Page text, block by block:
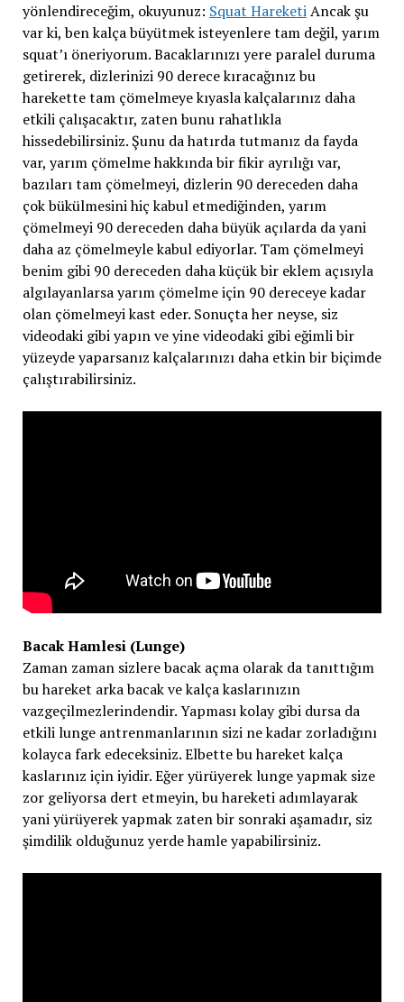
yönlendireceğim, okuyunuz: Squat HareketiAncak şu
var ki, ben kalça büyütmek isteyenlere tam değil, yarım
squat’ı öneriyorum. Bacaklarınızı yere paralel duruma
getirerek, dizlerinizi 90 derece kıracağınız bu
harekette tam çömelmeye kıyasla kalçalarınız daha
etkili çalışacaktır, zaten bunu rahatlıkla
hissedebilirsiniz. Şunu da hatırda tutmanız da fayda
var, yarım çömelme hakkında bir fikir ayrılığı var,
bazıları tam çömelmeyi, dizlerin 90 dereceden daha
çok bükülmesini hiç kabul etmediğinden, yarım
çömelmeyi 90 dereceden daha büyük açılarda da yani
daha az çömelmeyle kabul ediyorlar. Tam çömelmeyi
benim gibi 90 dereceden daha küçük bir eklem açısıyla
algılayanlarsa yarım çömelme için 90 dereceye kadar
olan çömelmeyi kast eder. Sonuçta her neyse, siz
videodaki gibi yapın ve yine videodaki gibi eğimli bir
yüzeyde yaparsanız kalçalarınızı daha etkin bir biçimde
çalıştırabilirsiniz.
Bacak Hamlesi (Lunge)
Zaman zaman sizlere bacak açma olarak da tanıttığım
bu hareket arka bacak ve kalça kaslarınızın
vazgeçilmezlerindendir. Yapması kolay gibi dursa da
etkili lunge antrenmanlarının sizi ne kadar zorladığını
kolayca fark edeceksiniz. Elbette bu hareket kalça
kaslarınız için iyidir. Eğer yürüyerek lunge yapmak size
zor geliyorsa dert etmeyin, bu hareketi adımlayarak
yani yürüyerek yapmak zaten bir sonraki aşamadır, siz
şimdilik olduğunuz yerde hamle yapabilirsiniz.